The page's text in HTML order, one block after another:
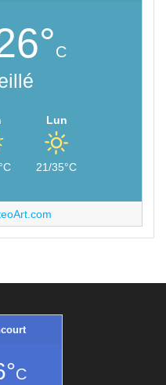
C
Lun
21/35°C
C